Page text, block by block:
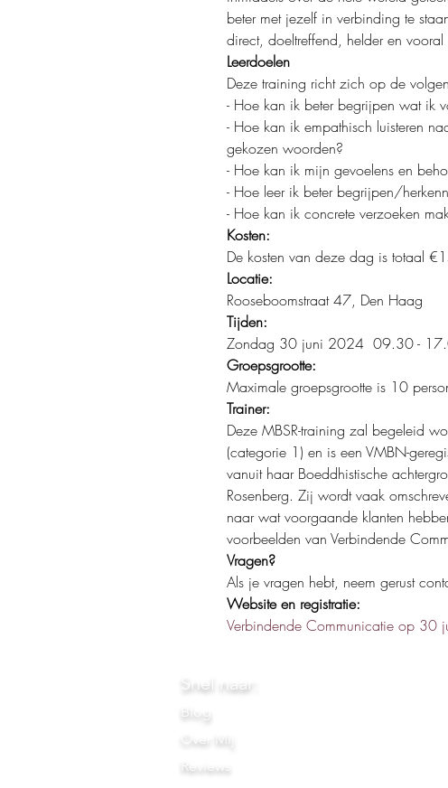
beter met jezelf in verbinding te
direct, doeltreffend, helder en
Leerdoelen
Deze training richt zich op de
- Hoe kan ik beter begrijpen wat ik
- Hoe kan ik empathisch luisteren
gekozen woorden?
- Hoe kan ik mijn gevoelens en
- Hoe leer ik beter begrijpen/
- Hoe kan ik concrete verzoeken
Kosten:
De kosten van deze dag is totaal
Locatie:
Rooseboomstraat 47, Den Haag
Tijden:
Zondag 30 juni 2024  09.30 -
Groepsgrootte:
Maximale groepsgrootte is 10
Trainer:
Deze MBSR-training zal begeleid
(categorie 1) en is een VMBN-
vanuit haar Boeddhistische
Rosenberg. Zij wordt vaak
naar wat voorgaande klanten
voorbeelden van Verbindende
Vragen?
Als je vragen hebt, neem gerust
Website en registratie:
Verbindende Communicatie op 30
Snel naar:
Blog
Over Mij
Reviews